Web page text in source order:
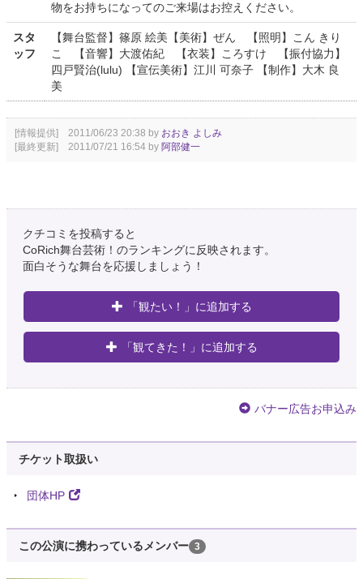
物をお持ちになってのご来場はお控えください。
スタ
ッフ
【舞台監督】篠原 絵美【美術】ぜん 【照明】こん きり
こ 【音響】大渡佑紀 【衣装】ころすけ 【振付協力】
四戸賢治(lulu) 【宣伝美術】江川 可奈子 【制作】大木 良
美
[情報提供] 2011/06/23 20:38 by おおき よしみ
[最終更新] 2011/07/21 16:54 by 阿部健一
クチコミを投稿すると
CoRich舞台芸術！のランキングに反映されます。
面白そうな舞台を応援しましょう！
「観たい！」に追加する
「観てきた！」に追加する
バナー広告お申込み
チケット取扱い
団体HP
この公演に携わっているメンバー 3